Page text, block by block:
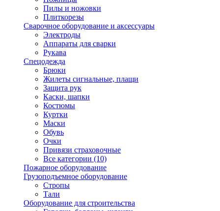
Пилы и ножовки
Плиткорезы
Сварочное оборудование и аксессуары
Электроды
Аппараты для сварки
Рукава
Спецодежда
Брюки
Жилеты сигнальные, плащи
Защита рук
Каски, шапки
Костюмы
Куртки
Маски
Обувь
Очки
Привязи страховочные
Все категории (10)
Пожарное оборудование
Грузоподъемное оборудование
Стропы
Тали
Оборудование для строительства